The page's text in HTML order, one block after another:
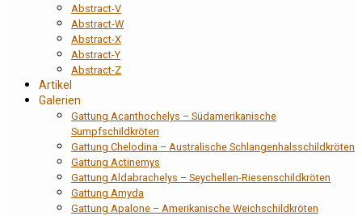
Abstract-V
Abstract-W
Abstract-X
Abstract-Y
Abstract-Z
Artikel
Galerien
Gattung Acanthochelys – Südamerikanische
Sumpfschildkröten
Gattung Chelodina – Australische Schlangenhalsschildkröten
Gattung Actinemys
Gattung Aldabrachelys – Seychellen-Riesenschildkröten
Gattung Amyda
Gattung Apalone – Amerikanische Weichschildkröten